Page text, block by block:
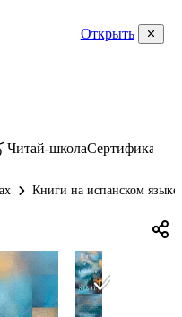
Открыть
Читай-школаСертификаты
Книги на испанском языке